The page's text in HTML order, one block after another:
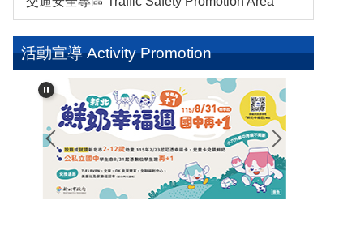
活動宣導 Activity Promotion